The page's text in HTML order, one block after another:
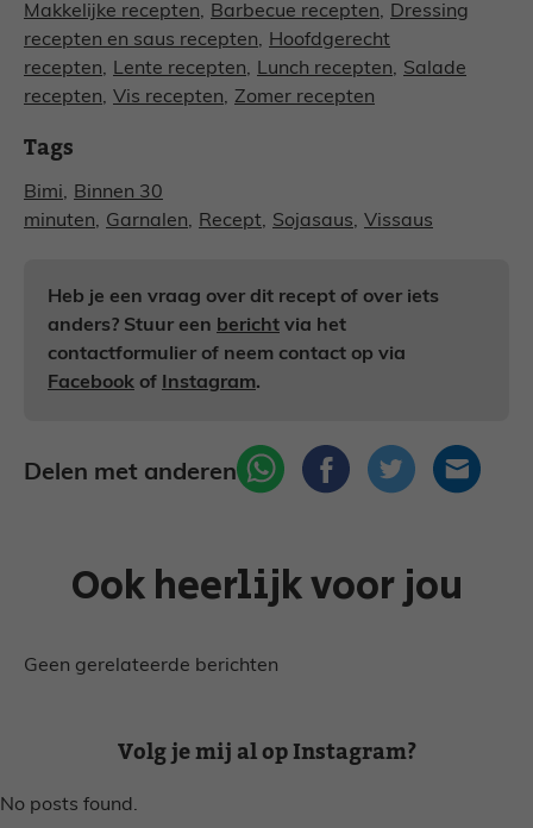
Makkelijke recepten, Barbecue recepten, Dressing
recepten en saus recepten, Hoofdgerecht
recepten, Lente recepten, Lunch recepten, Salade
recepten, Vis recepten, Zomer recepten
Tags
Bimi, Binnen 30
minuten, Garnalen, Recept, Sojasaus, Vissaus
Heb je een vraag over dit recept of over iets
anders? Stuur een bericht via het
contactformulier of neem contact op via
Facebook of Instagram.
Delen met anderen
Ook heerlijk voor jou
Geen gerelateerde berichten
Volg je mij al op Instagram?
No posts found.